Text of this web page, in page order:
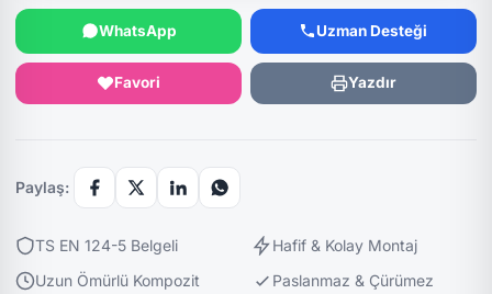
WhatsApp Uzman Desteği
Favori Yazdır
Paylaş:
TS EN 124-5 Belgeli
Hafif & Kolay Montaj
Uzun Ömürlü Kompozit
Paslanmaz & Çürümez